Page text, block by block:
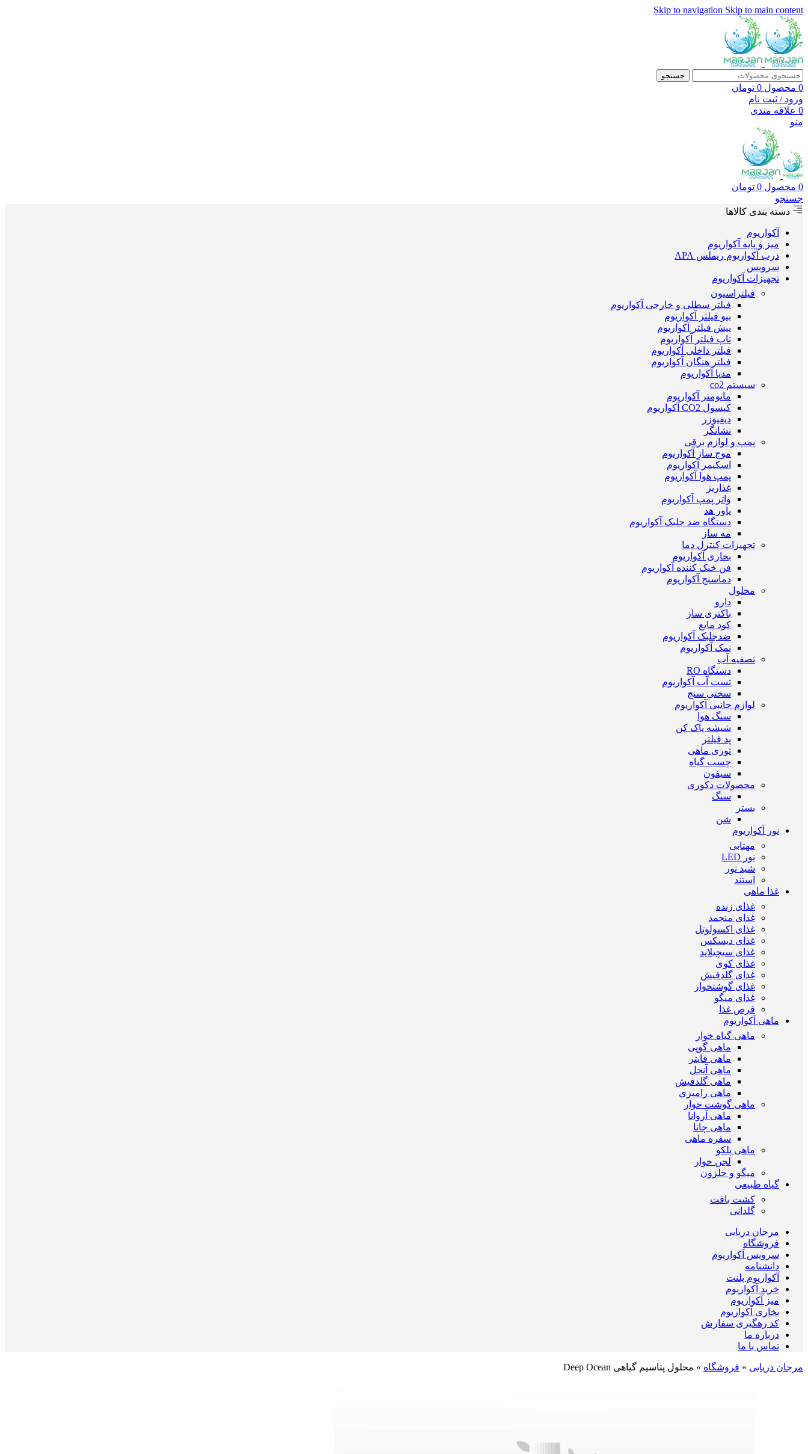
Skip to navigation Skip to main content
جستجو
0 محصول 0 تومان
ورود / ثبت نام
0 علاقه مندی
منو
0 محصول 0 تومان
جستجو
دسته بندی کالاها
آکواریوم
میز و پایه آکواریوم
درب آکواریوم ریملس APA
سرویس
تجهیزات آکواریوم
فیلتراسیون
فیلتر سطلی و خارجی آکواریوم
بیو فیلتر آکواریوم
پیش فیلتر آکواریوم
تاپ فیلتر آکواریوم
فیلتر داخلی آکواریوم
فیلتر هنگان آکواریوم
مدیا آکواریوم
سیستم co2
مانومتر آکواریوم
کپسول CO2 آکواریوم
دیفیوزر
نشانگر
پمپ و لوازم برقی
موج ساز آکواریوم
اسکیمر آکواریوم
پمپ هوا آکواریوم
غذاریز
واتر پمپ آکواریوم
پاور هد
دستگاه ضد جلبک آکواریوم
مه ساز
تجهیزات کنترل دما
بخاری آکواریوم
فن خنک کننده آکواریوم
دماسنج آکواریوم
محلول
دارو
باکتری ساز
کود مایع
ضدجلبک آکواریوم
نمک آکواریوم
تصفیه آب
دستگاه RO
تست آب آکواریوم
سختی سنج
لوازم جانبی آکواریوم
سنگ هوا
شیشه پاک کن
پد فیلتر
توری ماهی
چسب گیاه
سیفون
محصولات دکوری
سنگ
بستر
شن
نور آکواریوم
مهتابی
نور LED
شید نور
استند
غذا ماهی
غذای زنده
غذای منجمد
غذای اکسولوتل
غذای دیسکس
غذای سیچیلاید
غذای کوی
غذای گلدفیش
غذای گوشتخوار
غذای میگو
قرص غذا
ماهی آکواریوم
ماهی گیاه خوار
ماهی گوپی
ماهی فایتر
ماهی آنجل
ماهی گلدفیش
ماهی رامیزی
ماهی گوشت خوار
ماهی آروانا
ماهی چانا
سفره ماهی
ماهی پلکو
لجن خوار
میگو و حلزون
گیاه طبیعی
کشت بافت
گلدانی
مرجان دریایی
فروشگاه
سرویس آکواریوم
دانشنامه
آکواریوم پلنت
خرید آکواریوم
میز آکواریوم
بخاری آکواریوم
کد رهگیری سفارش
درباره ما
تماس با ما
مرجان دریایی » فروشگاه » محلول پتاسیم گیاهی Deep Ocean